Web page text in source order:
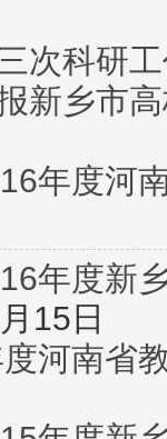
次科研
新乡市
年度河
年度新
15日
河南省